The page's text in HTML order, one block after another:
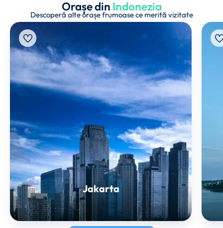
Orașe din Indonezia
Descoperă alte orașe frumoase ce merită vizitate
Jakarta